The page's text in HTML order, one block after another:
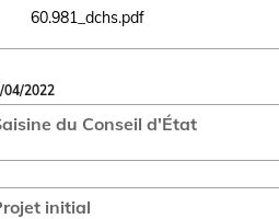
60.981_dchs.pdf
Ouvrir le document 60.981_dchs.pdf
04/2022
du Conseil d'État
initial